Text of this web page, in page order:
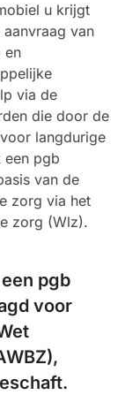
u krijgt
van
en
via de
die door de
langdurige
een pgb
van de
zorg via het
zorg (Wlz).
pgb
voor